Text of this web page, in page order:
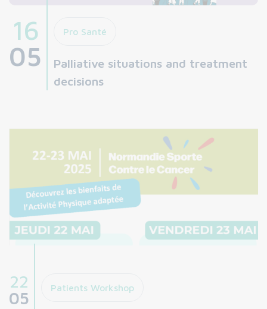
16
05
Pro Santé
Palliative situations and treatment
decisions
22
05
Patients Workshop